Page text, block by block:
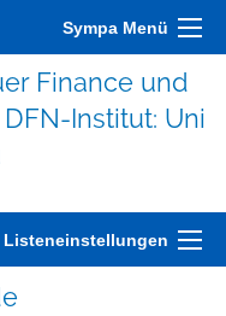
Sympa Menü
Finance und
Institut: Uni
Listeneinstellungen